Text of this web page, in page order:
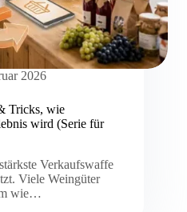
2026
Tricks, wie
wird (Serie für
Verkaufswaffe
Viele Weingüter
wie…